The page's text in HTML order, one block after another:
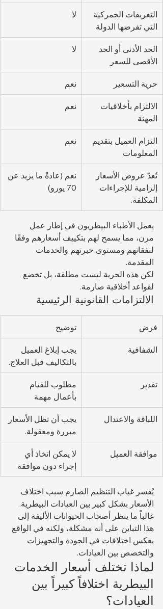
التعريفات الجمركية
التي تفرضها الدولة
لا
الحد الأدنى أو الحد
الأقصى للسعر
لا
حرية التسعير نعم
الالتزام بأخلاقيات
المهنة
نعم
التزام العميل بتقديم
المعلومات
نعم
تُعدّ عروض الأسعار
إلزامية للإجراءات
المكلفة.
نعم (عادةً ما يزيد عن
70 يورو)
يعمل الأطباء البيطريون في إطار عمل
مرن، مما يسمح لهم بتكييف أسعارهم وفقًا
لنفقاتهم ومستوى خبرتهم والخدمات
المقدمة.
لكن هذه الحرية ليست مطلقة، بل تخضع
لقواعد أخلاقية صارمة.
الالتزامات القانونية الرئيسية
فرض توضيح
الشفافية
يجب إبلاغ العميل
بالتكاليف قبل العلاج.
تقدير
مطلوب للقيام
بأعمال مهمة
اللباقة والاعتدال
يجب أن تظل الأسعار
مبررة ومعقولة.
موافقة العميل
لا يمكن اتخاذ أي
إجراء دون موافقة
يُفسر غياب التنظيم الصارم سبب اختلاف
الأسعار بشكل كبير بين العيادات البيطرية.
غالباً ما ينظر أصحاب الحيوانات الأليفة إلى
هذا التباين على أنه مشكلة، ولكنه في الواقع
يعكس اختلافات في الجودة والتجهيزات
والتخصص بين العيادات.
لماذا تختلف أسعار الخدمات
البيطرية اختلافاً كبيراً بين
العيادات؟